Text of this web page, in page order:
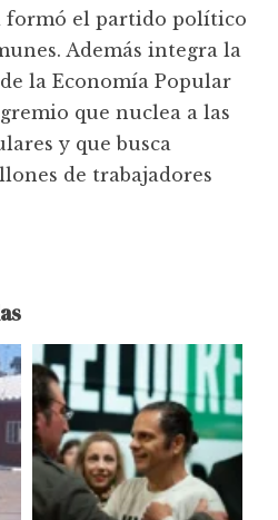
formó el partido político
Además integra la
la Economía Popular
que nuclea a las
y que busca
de trabajadores